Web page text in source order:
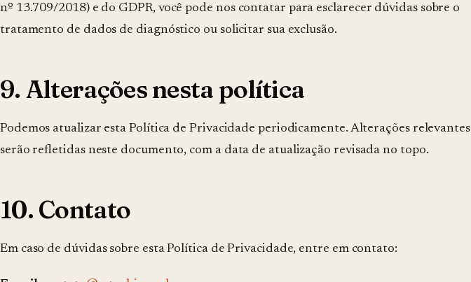
nº 13.709/2018) e do GDPR, você pode nos contatar para esclarecer dúvidas sobre o
tratamento de dados de diagnóstico ou solicitar sua exclusão.
9. Alterações nesta política
Podemos atualizar esta Política de Privacidade periodicamente. Alterações relevantes
serão refletidas neste documento, com a data de atualização revisada no topo.
10. Contato
Em caso de dúvidas sobre esta Política de Privacidade, entre em contato: